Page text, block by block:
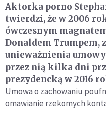
Aktorka porno
twierdzi, że w 2006
ówczesnym
Donaldem Trumpem,
unieważnienia
przez nią kilka dni
prezydencką w 2016
Umowa o zachowaniu
omawianie rzekomych